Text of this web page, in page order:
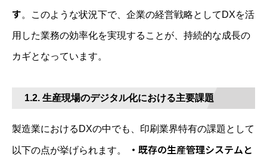
す。このような状況下で、企業の経営戦略としてDXを活
用した業務の効率化を実現することが、持続的な成長の
カギとなっています。
1.2. 生産現場のデジタル化における主要課題
製造業におけるDXの中でも、印刷業界特有の課題として
以下の点が挙げられます。
・既存の生産管理システムと